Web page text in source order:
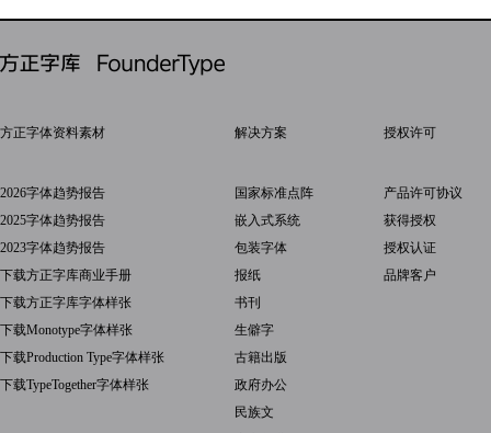
方正字体资料素材
2026字体趋势报告
2025字体趋势报告
2023字体趋势报告
下载方正字库商业手册
下载方正字库字体样张
下载Monotype字体样张
下载Production Type字体样张
下载TypeTogether字体样张
解决方案
国家标准点阵
嵌入式系统
包装字体
报纸
书刊
生僻字
古籍出版
政府办公
民族文
授权许可
产品许可协议
获得授权
授权认证
品牌客户